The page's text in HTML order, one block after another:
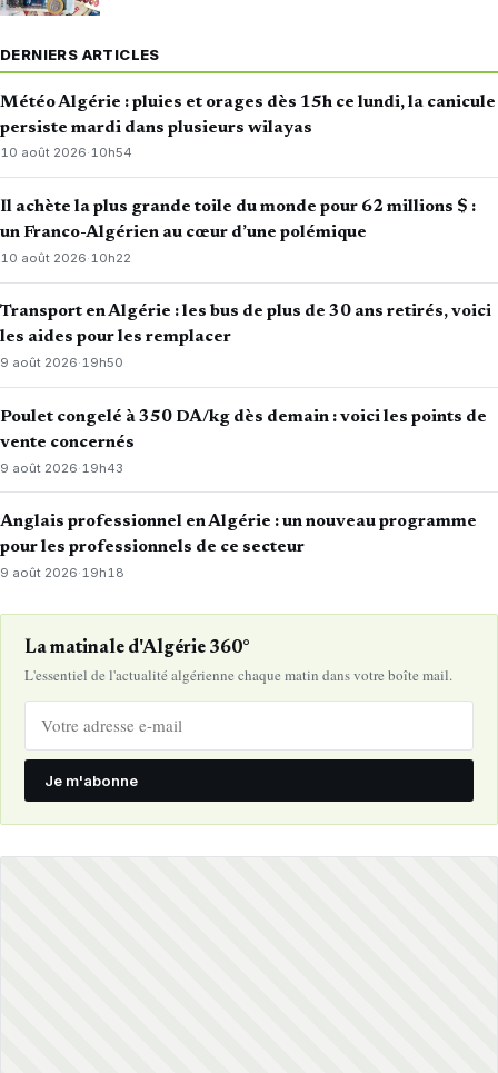
DERNIERS ARTICLES
Météo Algérie : pluies et orages dès 15h ce lundi, la canicule
persiste mardi dans plusieurs wilayas
10 août 2026·10h54
Il achète la plus grande toile du monde pour 62 millions $ :
un Franco-Algérien au cœur d’une polémique
10 août 2026· 10h22
Transport en Algérie : les bus de plus de 30 ans retirés, voici
les aides pour les remplacer
9 août 2026·19h50
Poulet congelé à 350 DA/kg dès demain : voici les points de
vente concernés
9 août 2026· 19h43
Anglais professionnel en Algérie : un nouveau programme
pour les professionnels de ce secteur
9 août 2026·19h18
La matinale d'Algérie 360°
L'essentiel de l'actualité algérienne chaque matin dans votre boîte mail.
Je m'abonne